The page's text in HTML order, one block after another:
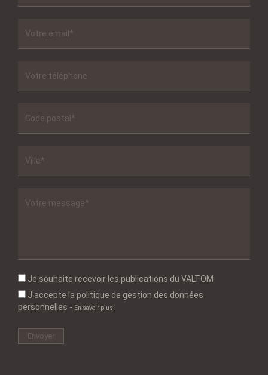
Je souhaite recevoir les publications du VALTOM
J'accepte la politique de gestion des données
personnelles - En savoir plus